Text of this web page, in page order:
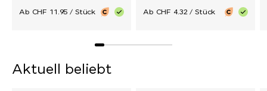
Ab CHF 11.95 / Stück
Ab CHF 4.32 / Stück
Aktuell beliebt